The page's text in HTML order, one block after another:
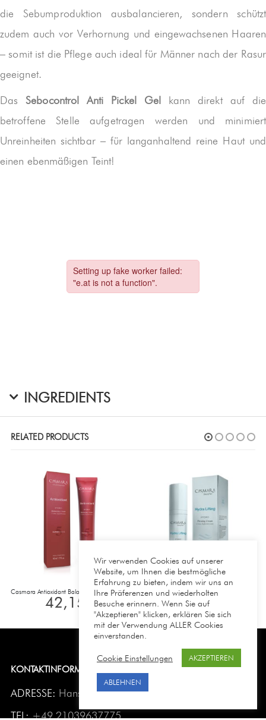
die Sebumproduktion ausbalancieren, sondern schützt
zudem auch vor Verhornung und eingewachsenen Haaren
– somit ist die Pflege auch ideal für Männer nach der Rasur
geeignet.
DasSebocontrol Anti Pickel Gel kann direkt auf die
betroffene Stelle aufgetragen werden und minimiert
Unreinheiten sichtbar – für langanhaltend reine Haut und
einen ebenmäßigen Teint!
INGREDIENTS
RELATED PRODUCTS
Casmara Antioxidant Balancing Hydro Cream 50 ml
42,15 39,90€
KONTAKTINFORMATION
ADRESSE: Hans-Sachs-Str. 17 40721 Hilden
TEL: +49 21039637775
Wir verwenden Cookies auf unserer
Website, um Ihnen die bestmögliche
Erfahrung zu bieten, indem wir uns an
Ihre Präferenzen und wiederholten
Besuche erinnern. Wenn Sie auf
"Akzeptieren" klicken, erklären Sie sich
mit der Verwendung ALLER Cookies
einverstanden.
Cookie Einstellungen AKZEPTIEREN
ABLEHNEN